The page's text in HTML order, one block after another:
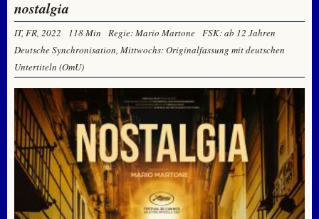
nostalgia
IT, FR, 2022 118 Min Regie: Mario Martone
FSK: ab 12 Jahren
Deutsche Synchronisation, Mittwochs: Originalfassung mit deutschen
Untertiteln (OmU)